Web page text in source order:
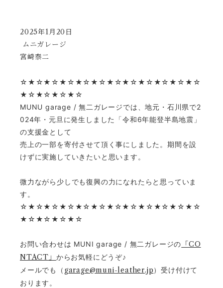
2025年1月20日
ムニガレージ
宮崎泰二
☆★☆★☆★☆★☆★☆★☆★☆★☆★☆★☆★☆
★☆★☆★☆★☆
MUNU garage / 無二ガレージでは、地元・石川県で2
024年・元旦に発生しました「令和6年能登半島地震」
の支援金として
売上の一部を寄付させて頂く事にしました。期間を設
けずに実施していきたいと思います。
微力ながら少しでも復興の力になれたらと思っていま
す。
☆★☆★☆★☆★☆★☆★☆★☆★☆★☆★☆★☆
★☆★☆★☆★☆
お問い合わせは MUNI garage / 無二ガレージの 「CO
NTACT」 からお気軽にどうぞ♪
メールでも（ garage@muni-leather.jp）受け付けて
おります。